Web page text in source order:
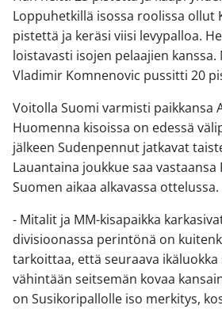
Loppuhetkillä isossa roolissa ollut
pistettä ja keräsi viisi levypalloa.
loistavasti isojen pelaajien
Vladimir Komnenovic pussitti 20
Voitolla Suomi varmisti paikkansa
Huomenna kisoissa on edessä
jälkeen Sudenpennut jatkavat
Lauantaina joukkue saa vastaansa
Suomen aikaa alkavassa ottelussa.
- Mitalit ja MM-kisapaikka
divisioonassa perintönä on
tarkoittaa, että seuraava ikäluokka
vähintään seitsemän kovaa
on Susikoripallolle iso merkitys,